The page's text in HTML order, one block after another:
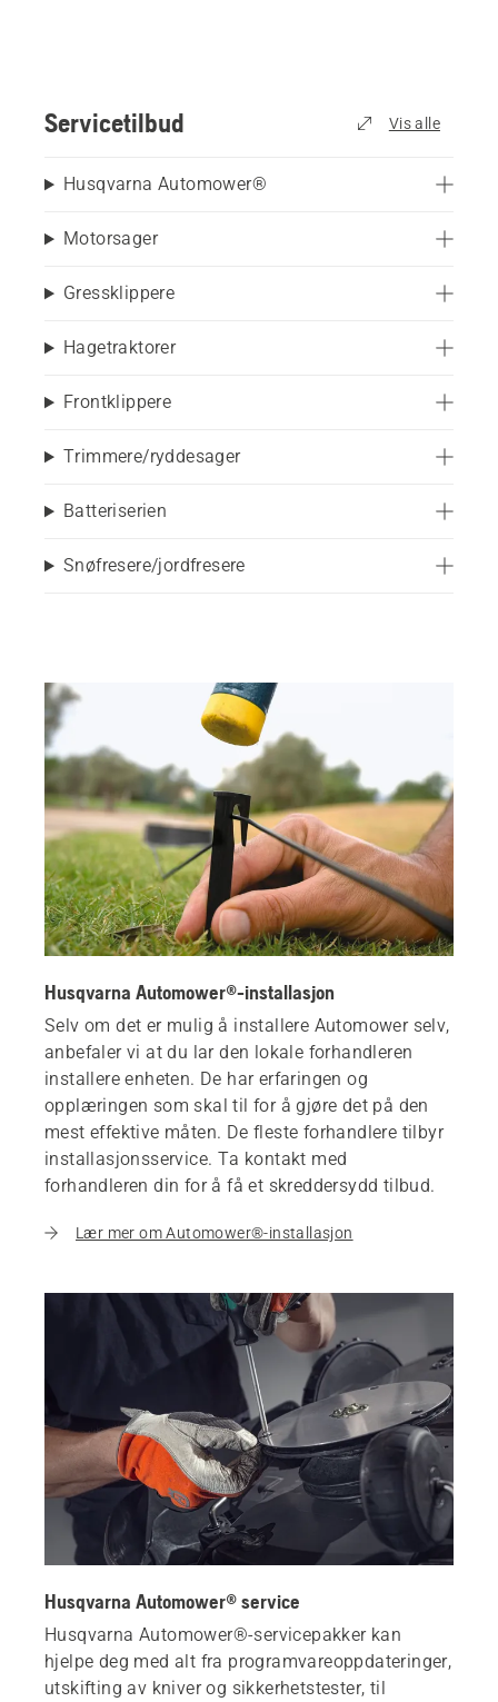
Servicetilbud Vis alle
Husqvarna Automower®
Motorsager
Gressklippere
Hagetraktorer
Frontklippere
Trimmere/ryddesager
Batteriserien
Snøfresere/jordfresere
Husqvarna Automower®-installasjon
Selv om det er mulig å installere Automower selv,
anbefaler vi at du lar den lokale forhandleren
installere enheten. De har erfaringen og
opplæringen som skal til for å gjøre det på den
mest effektive måten. De fleste forhandlere tilbyr
installasjonsservice. Ta kontakt med
forhandleren din for å få et skreddersydd tilbud.
Lær mer om Automower®-installasjon
Husqvarna Automower® service
Husqvarna Automower®-servicepakker kan
hjelpe deg med alt fra programvareoppdateringer,
utskifting av kniver og sikkerhetstester, til